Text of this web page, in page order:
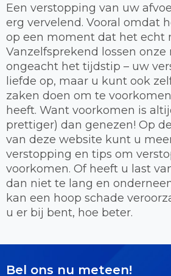
Een verstopping van uw
erg vervelend. Vooral omdat
op een moment dat het echt
Vanzelfsprekend lossen onze
ongeacht het tijdstip – uw
liefde op, maar u kunt ook
zaken doen om te
heeft. Want voorkomen is
prettiger) dan genezen! Op
van deze website kunt u
verstopping en tips om
voorkomen. Of heeft u last
dan niet te lang en
kan een hoop schade
u er bij bent, hoe beter.
Bel ons nu meteen!